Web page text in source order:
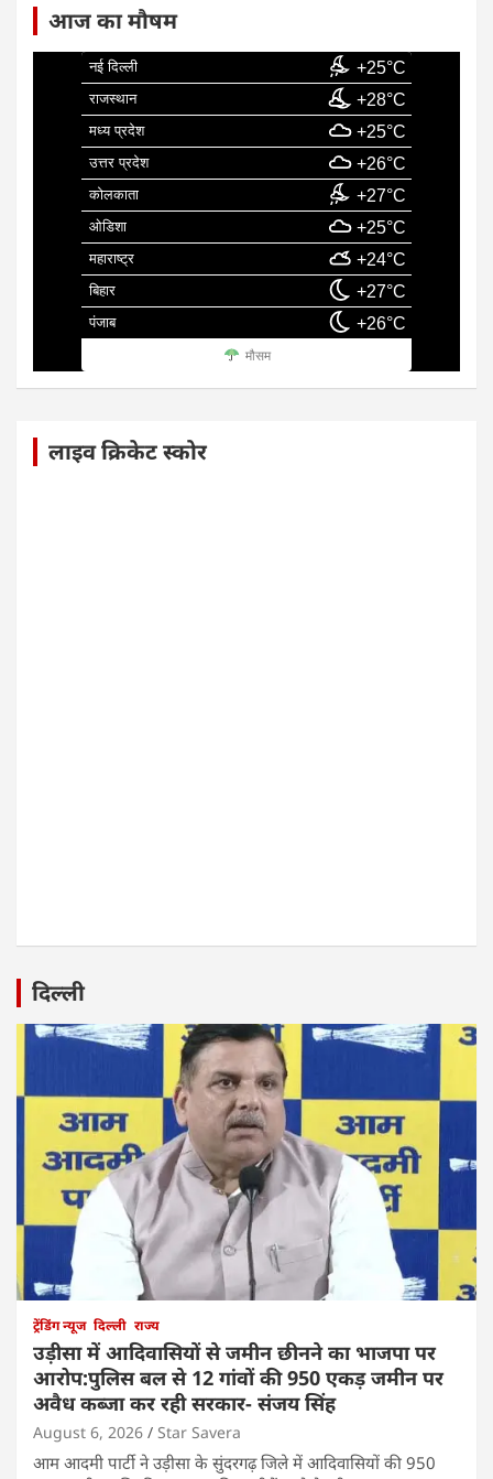
आज का मौषम
नई दिल्ली +25°C
राजस्थान +28°C
मध्य प्रदेश +25°C
उत्तर प्रदेश +26°C
कोलकाता +27°C
ओडिशा +25°C
महाराष्ट्र +24°C
बिहार +27°C
पंजाब +26°C
मौसम
लाइव क्रिकेट स्कोर
दिल्ली
ट्रेंडिंग न्यूज दिल्ली राज्य
उड़ीसा में आदिवासियों से जमीन छीनने का भाजपा पर
आरोप:पुलिस बल से 12 गांवों की 950 एकड़ जमीन पर
अवैध कब्जा कर रही सरकार- संजय सिंह
August 6, 2026 Star Savera
आम आदमी पार्टी ने उड़ीसा के सुंदरगढ़ जिले में आदिवासियों की 950